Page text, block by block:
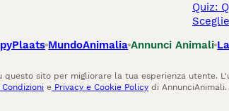
Quiz:
MundoAnimalia Annunci Animali
questo sito per migliorare la tua esperienza utente.
e Privacy e Cookie Policy di AnnunciAnimali.